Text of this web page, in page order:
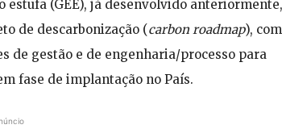
estufa (GEE), já desenvolvido anteriormente,
de descarbonização (carbon roadmap),
de gestão e de engenharia/processo para
fase de implantação no País.